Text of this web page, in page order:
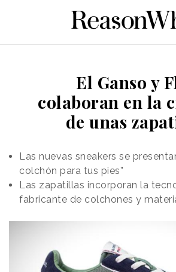
El Ganso y
colaboran en la
de unas
Las nuevas sneakers se
colchón para tus pies”
Las zapatillas incorporan la
fabricante de colchones y